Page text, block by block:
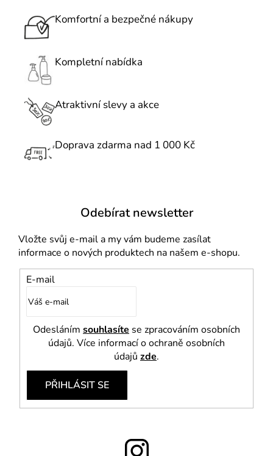
c
r
y
p
v
á
Komfortní a bezpečné nákupy
Kompletní nabídka
Atraktivní slevy a akce
Doprava zdarma nad 1 000 Kč
Odebírat newsletter
Vložte svůj e-mail a my vám budeme zasílat
informace o nových produktech na našem e-shopu.
E-mail
Odesláním souhlasíte se zpracováním osobních
údajů. Více informací o ochraně osobních
údajů zde.
PŘIHLÁSIT SE